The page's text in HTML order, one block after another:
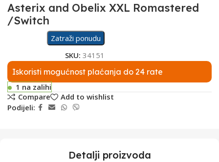
Asterix and Obelix XXL Romastered
/Switch
Zatraži ponudu
SKU: 34151
Iskoristi mogućnost plaćanja do 24 rate
1 na zalihi
Compare
Add to wishlist
Podijeli:
Detalji proizvoda